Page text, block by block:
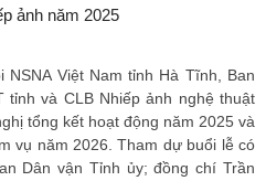
ảnh năm 2025
NSNA Việt Nam tỉnh Hà Tĩnh, Ban
tỉnh và CLB Nhiếp ảnh nghệ thuật
tổng kết hoạt động năm 2025 và
vụ năm 2026. Tham dự buổi lễ có
Dân vận Tỉnh ủy; đồng chí Trần